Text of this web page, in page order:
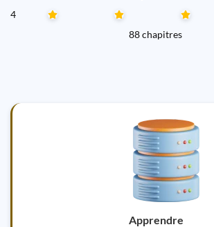
4
88 chapitres
Apprendre